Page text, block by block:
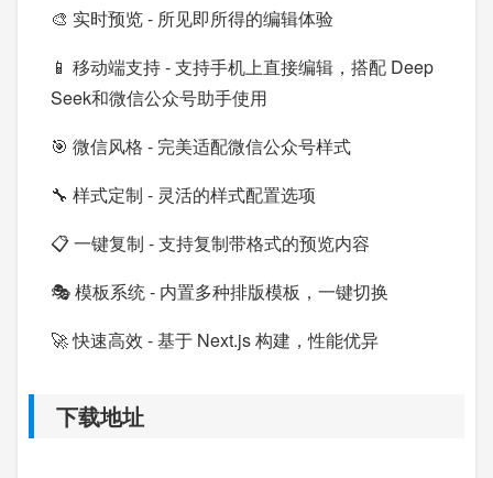
🎨 实时预览 - 所见即所得的编辑体验
📱 移动端支持 - 支持手机上直接编辑，搭配 Deep
Seek和微信公众号助手使用
🎯 微信风格 - 完美适配微信公众号样式
🔧 样式定制 - 灵活的样式配置选项
📋 一键复制 - 支持复制带格式的预览内容
🎭 模板系统 - 内置多种排版模板，一键切换
🚀 快速高效 - 基于 Next.js 构建，性能优异
下载地址